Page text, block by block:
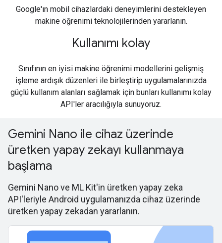
Google'ın mobil cihazlardaki deneyimlerini destekleyen
makine öğrenimi teknolojilerinden yararlanın.
Kullanımı kolay
Sınıfının en iyisi makine öğrenimi modellerini gelişmiş
işleme ardışık düzenleri ile birleştirip uygulamalarınızda
güçlü kullanım alanları sağlamak için bunları kullanımı kolay
API'ler aracılığıyla sunuyoruz.
Gemini Nano ile cihaz üzerinde
üretken yapay zekayı kullanmaya
başlama
Gemini Nano ve ML Kit'in üretken yapay zeka
API'leriyle Android uygulamanızda cihaz üzerinde
üretken yapay zekadan yararlanın.